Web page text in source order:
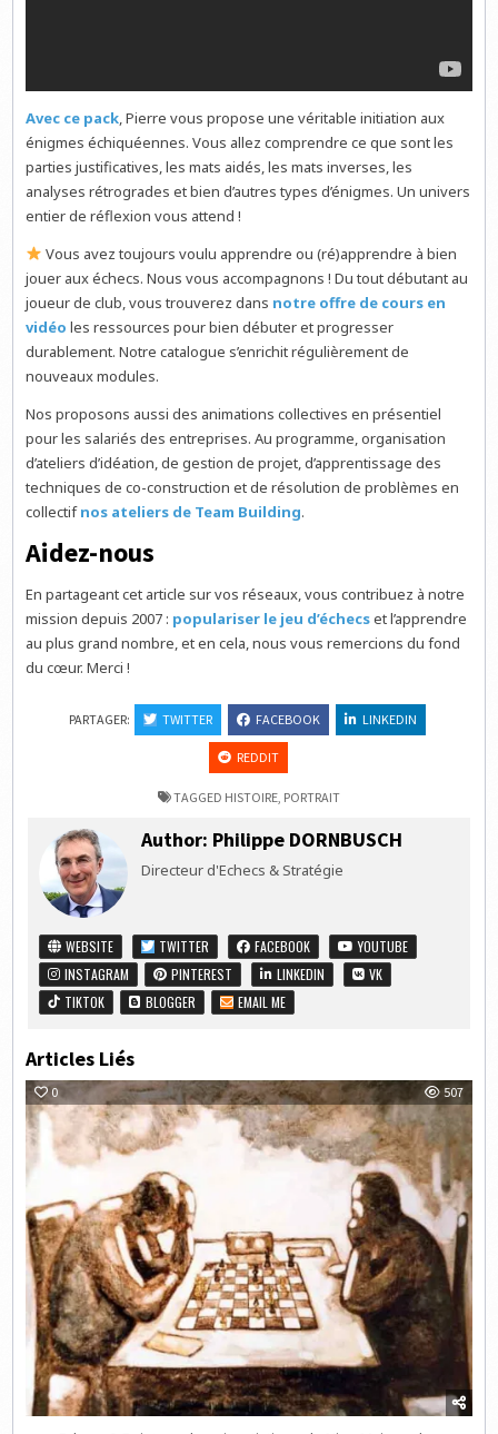
Avec ce pack , Pierre vous propose une véritable initiation aux
énigmes échiquéennes. Vous allez comprendre ce que sont les
parties justificatives, les mats aidés, les mats inverses, les
analyses rétrogrades et bien d’autres types d’énigmes. Un univers
entier de réflexion vous attend !
Vous avez toujours voulu apprendre ou (ré)apprendre à bien
jouer aux échecs. Nous vous accompagnons ! Du tout débutant au
joueur de club, vous trouverez dans notre offre de cours en
vidéo les ressources pour bien débuter et progresser
durablement. Notre catalogue s’enrichit régulièrement de
nouveaux modules.
Nos proposons aussi des animations collectives en présentiel
pour les salariés des entreprises. Au programme, organisation
d’ateliers d’idéation, de gestion de projet, d’apprentissage des
techniques de co-construction et de résolution de problèmes en
collectifnos ateliers de Team Building.
Aidez-nous
En partageant cet article sur vos réseaux, vous contribuez à notre
mission depuis 2007 : populariser le jeu d’échecset l’apprendre
au plus grand nombre, et en cela, nous vous remercions du fond
du cœur. Merci !
PARTAGER: TWITTER FACEBOOK LINKEDIN
REDDIT
TAGGED HISTOIRE, PORTRAIT
Author: Philippe DORNBUSCH
Directeur d'Echecs & Stratégie
WEBSITE TWITTER FACEBOOK
YOUTUBE
INSTAGRAM
PINTEREST LINKEDIN
VK
TIKTOK
BLOGGER EMAIL ME
Articles Liés
0 507